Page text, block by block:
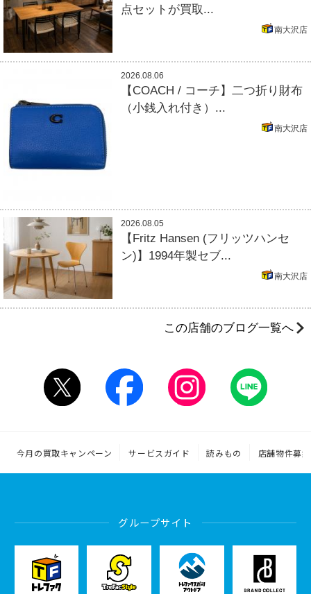
点セットが買取...
南大沢店
2026.08.06
【COACH / コーチ】二つ折り財布
（小銭入れ付き）...
南大沢店
2026.08.05
【Fritz Hansen (フリッツハンセ
ン)】1994年製セブ...
南大沢店
この店舗のブログ一覧へ
今月の買取キャンペーン サービスガイド 読みもの 店舗物件募集
グループサイト